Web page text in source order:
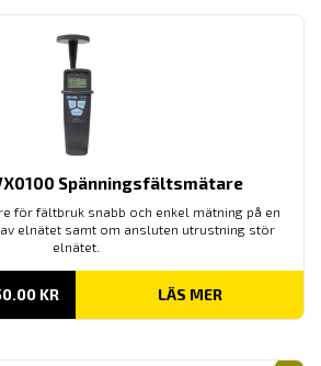
Spänningsfältsmätare
för fältbruk snabb och enkel mätning på en
elnätet samt om ansluten utrustning stör
elnätet.
KRPRISINTERVALL:
TILL
LÄS MER